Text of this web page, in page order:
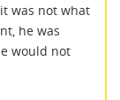
was not what
he was
would not